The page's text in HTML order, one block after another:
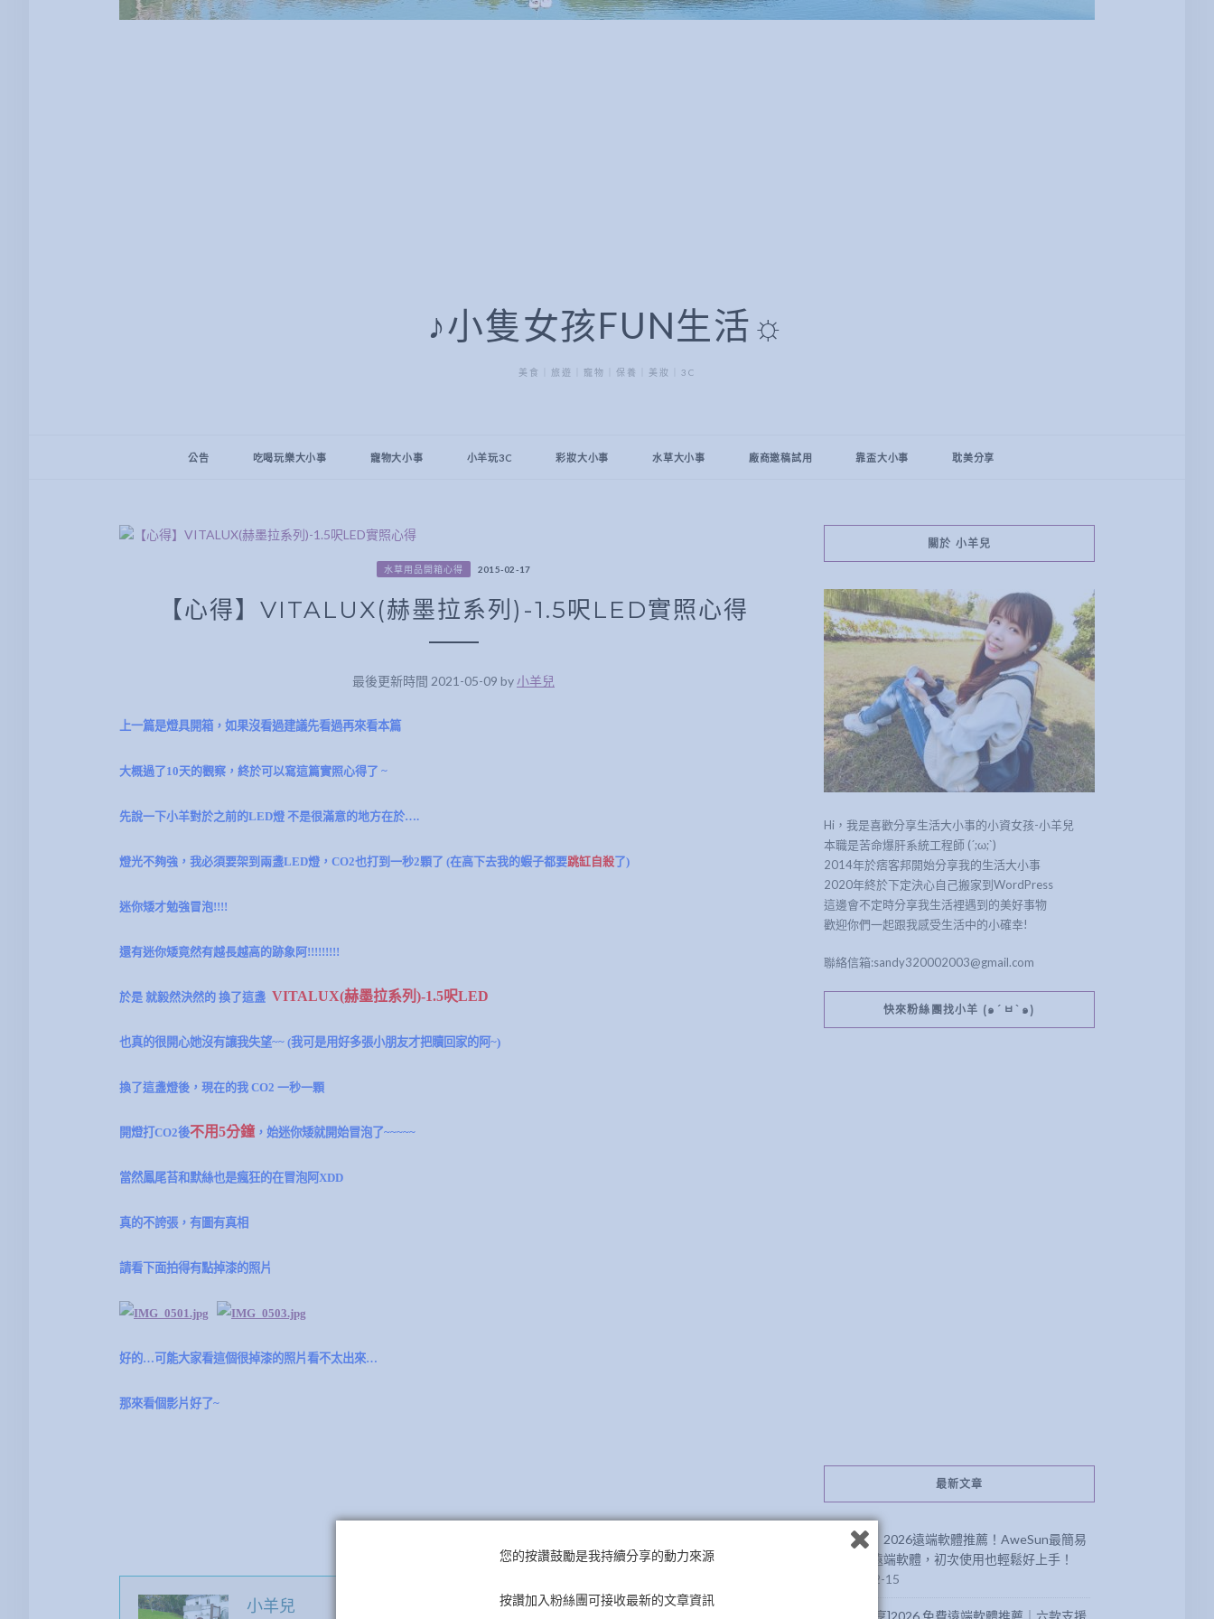
♪小隻女孩FUN生活☼
美食｜旅遊｜寵物｜保養｜美妝｜3C
公告 吃喝玩樂大小事 寵物大小事 小羊玩3C 彩妝大小事 水草大小事 廠商邀稿試用 靠盃大小事 耽美分享
水草用品開箱心得 2015-02-17
【心得】VITALUX(赫墨拉系列)-1.5呎LED實照心得
最後更新時間 2021-05-09 by 小羊兒
上一篇是燈具開箱，如果沒看過建議先看過再來看本篇
大概過了10天的觀察，終於可以寫這篇實照心得了 ~
先說一下小羊對於之前的LED燈 不是很滿意的地方在於….
燈光不夠強，我必須要架到兩盞LED燈， CO2也打到一秒2顆了 (在高下去我的蝦子都要跳缸自殺了)
迷你矮才勉強冒泡!!!!
還有迷你矮竟然有越長越高的跡象阿!!!!!!!!!
於是 就毅然決然的 換了這盞 VITALUX(赫墨拉系列)-1.5呎LED
也真的很開心她沒有讓我失望~~ (我可是用好多張小朋友才把贖回家的阿~)
換了這盞燈後，現在的我 CO2 一秒一顆
開燈打CO2後不用5分鐘 ，始迷你矮就開始冒泡了~~~~~
當然鳳尾苔和默絲也是瘋狂的在冒泡阿XDD
真的不誇張，有圖有真相
請看下面拍得有點掉漆的照片
好的…可能大家看這個很掉漆的照片看不太出來…
那來看個影片好了~
小羊兒
關於 小羊兒
Hi，我是喜歡分享生活大小事的小資女孩-小羊兒
本職是苦命爆肝系統工程師 (´;ω;`)
2014年於痞客邦開始分享我的生活大小事
2020年終於下定決心自己搬家到WordPress
這邊會不定時分享我生活裡遇到的美好事物
歡迎你們一起跟我感受生活中的小確幸!
聯絡信箱:sandy320002003@gmail.com
快來粉絲團找小羊 (๑´ㅂ`๑)
最新文章
【分享】2026遠端軟體推薦！AweSun最簡易
方便的遠端軟體，初次使用也輕鬆好上手！
2026-02-15
[軟體分享]2026 免費遠端軟體推薦｜六款支援
您的按讚鼓勵是我持續分享的動力來源
按讚加入粉絲團可接收最新的文章資訊